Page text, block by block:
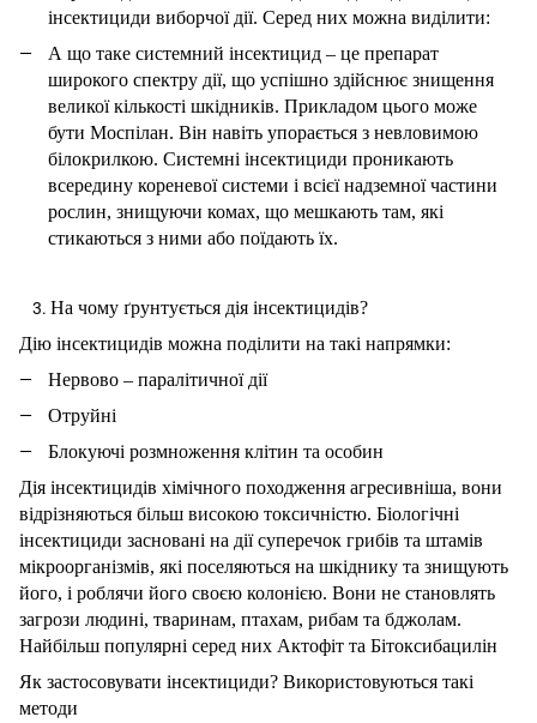
інсектициди виборчої дії. Серед них можна виділити:
А що таке системний інсектицид – це препарат
широкого спектру дії, що успішно здійснює знищення
великої кількості шкідників. Прикладом цього може
бути Моспілан. Він навіть упорається з невловимою
білокрилкою. Системні інсектициди проникають
всередину кореневої системи і всієї надземної частини
рослин, знищуючи комах, що мешкають там, які
стикаються з ними або поїдають їх.
На чому ґрунтується дія інсектицидів?
Дію інсектицидів можна поділити на такі напрямки:
Нервово – паралітичної дії
Отруйні
Блокуючі розмноження клітин та особин
Дія інсектицидів хімічного походження агресивніша, вони
відрізняються більш високою токсичністю. Біологічні
інсектициди засновані на дії суперечок грибів та штамів
мікроорганізмів, які поселяються на шкіднику та знищують
його, і роблячи його своєю колонією. Вони не становлять
загрози людині, тваринам, птахам, рибам та бджолам.
Найбільш популярні серед них Актофіт та Бітоксибацилін
Як застосовувати інсектициди? Використовуються такі
методи